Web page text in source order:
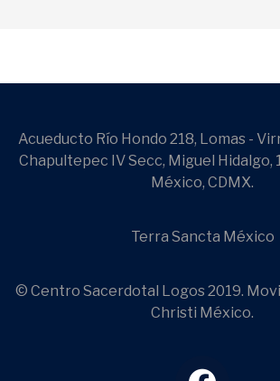
Acueducto Río Hondo 218, Lomas -
Chapultepec IV Secc, Miguel Hidalgo,
México, CDMX.
Terra Sancta México
© Centro Sacerdotal Logos 2019.
Christi México.